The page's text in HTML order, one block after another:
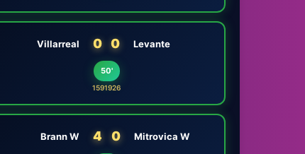
Villarreal 0 0 Levante
50'
1591926
Brann W 4 0 Mitrovica W